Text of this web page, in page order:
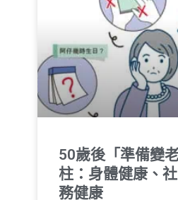
50歲後「準備變
柱：身體健康、
務健康